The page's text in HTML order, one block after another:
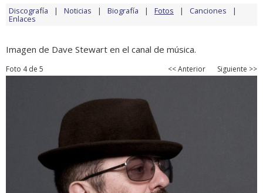
Discografía Noticias Biografía Fotos Canciones
Enlaces
Imagen de Dave Stewart en el canal de música.
Foto 4 de 5 << Anterior Siguiente >>